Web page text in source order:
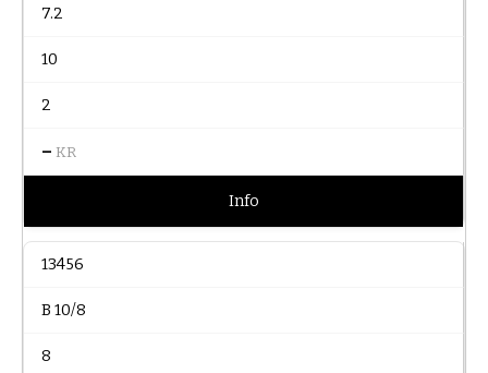
7.2
10
2
– KR
Info
13456
B 10/8
8